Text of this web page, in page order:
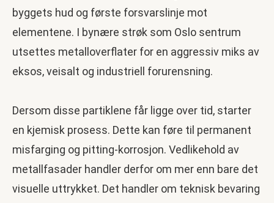
byggets hud og første forsvarslinje mot
elementene. I bynære strøk som Oslo sentrum
utsettes metalloverflater for en aggressiv miks av
eksos, veisalt og industriell forurensning.
Dersom disse partiklene får ligge over tid, starter
en kjemisk prosess. Dette kan føre til permanent
misfarging og pitting-korrosjon. Vedlikehold av
metallfasader handler derfor om mer enn bare det
visuelle uttrykket. Det handler om teknisk bevaring